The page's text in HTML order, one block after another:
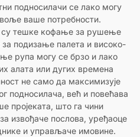
подносилачи се лако могу
ваше потребности.
тешке кофање за рушење
за подизање палета и високо-
рупа могу се брзо и лако
алата или дугих времена
не само да максимизује
подносилача, већ и повећава
пројеката, што га чини
извођаче послова, уређаоце
и управљаче имовине.